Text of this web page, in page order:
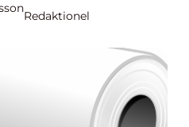
Redaktionel